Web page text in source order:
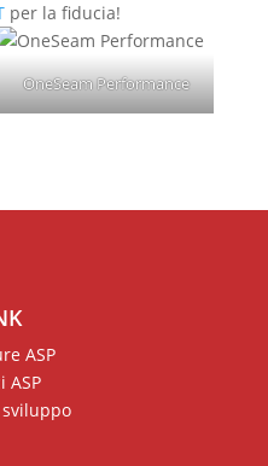
per la fiducia!
OneSeam Performance
ASP
ASP
sviluppo